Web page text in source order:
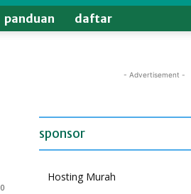
panduan daftar
0
- Advertisement -
sponsor
Hosting Murah